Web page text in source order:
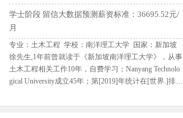
学士阶段 留信大数据预测薪资标准：36695.52元/
月
专业：土木工程 学校：南洋理工大学 国家：新加坡
徐先生,1年前曾就读于《新加坡南洋理工大学》，从事
土木工程相关工作10年，自费学习；Nanyang Technolo
gical University成立45年；第[2019]年统计在[世界.]排名
学期间评估得分3.24,留信网评定徐先生B级留学生专业